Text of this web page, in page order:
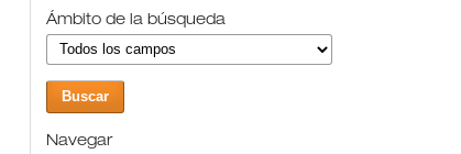
Ámbito de la búsqueda
Navegar